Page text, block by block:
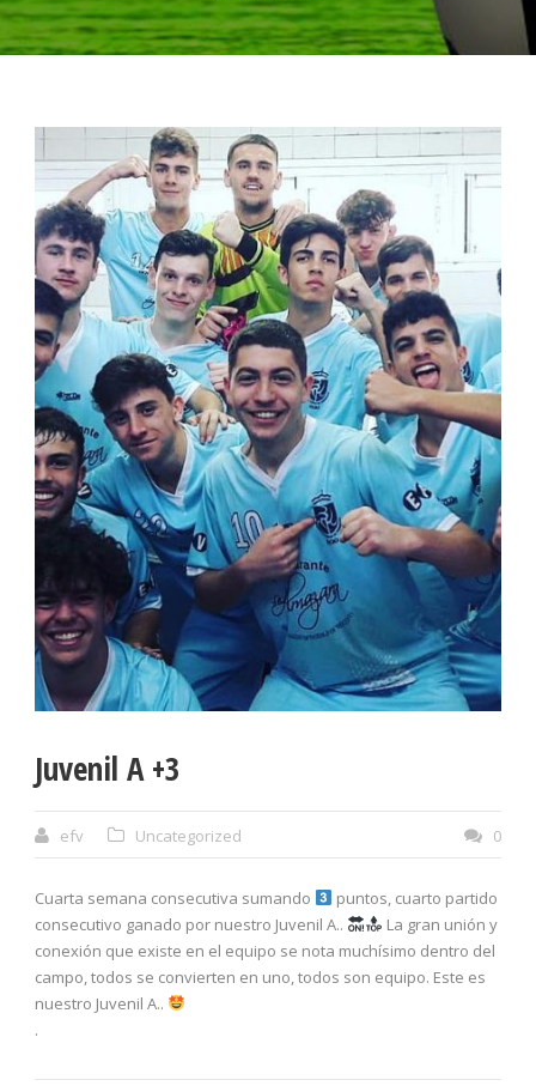
Juvenil A +3
efv Uncategorized 0
Cuarta semana consecutiva sumando
puntos, cuarto partido
consecutivo ganado por nuestro Juvenil A..
La gran unión y
conexión que existe en el equipo se nota muchísimo dentro del
campo, todos se convierten en uno, todos son equipo. Este es
nuestro Juvenil A..
.